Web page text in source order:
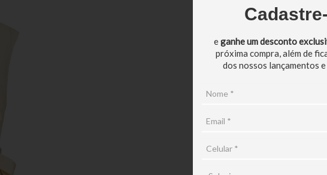
eganhe um desconto
próxima compra, além de
dos nossos lançamentos